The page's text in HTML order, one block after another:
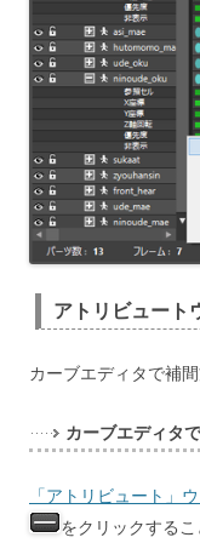
アトリビュート
カーブエディタで補
カーブエディタ
「アトリビュート」
をクリックするこ